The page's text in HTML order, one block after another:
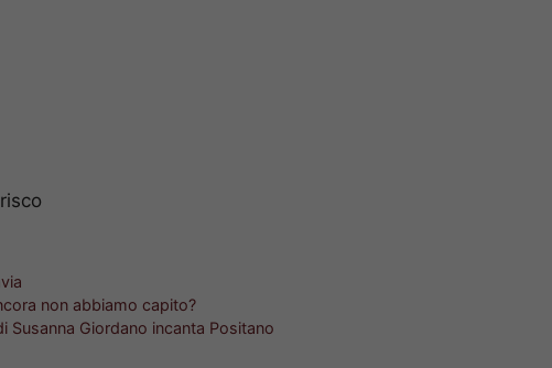
non abbiamo capito?
Susanna Giordano incanta Positano